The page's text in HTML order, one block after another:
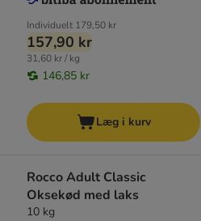
Individuelt 179,50 kr
157,90 kr
31,60 kr / kg
146,85 kr
Læg i kurv
Rocco Adult Classic
Oksekød med laks
10 kg